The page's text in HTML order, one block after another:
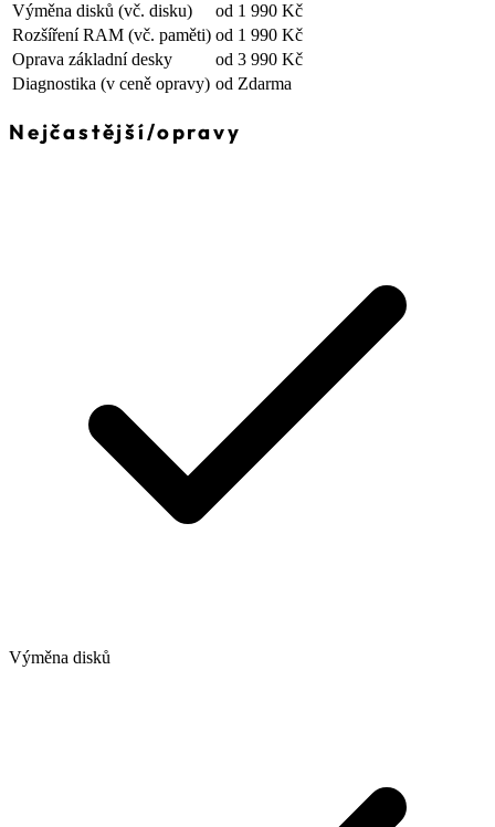
Výměna disků (vč. disku)
od 1 990 Kč
Rozšíření RAM (vč. paměti) od 1 990 Kč
Oprava základní desky
od 3 990 Kč
Diagnostika (v ceně opravy) od Zdarma
Nejčastější/opravy
Výměna disků